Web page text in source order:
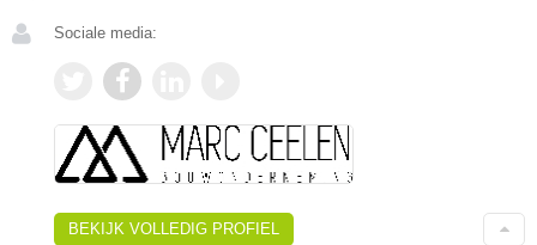
Sociale media:
BEKIJK VOLLEDIG PROFIEL